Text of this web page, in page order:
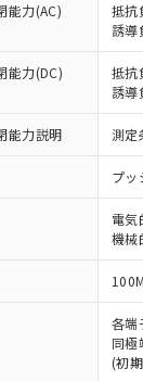
能力(AC)
抵抗
誘導
能力(DC)
抵抗
誘導
能力説明 測
プッ
電
機械
各端
同
(初
読みいただき、
。
スは、当社制御機
社在庫状況および
提供させていただ
機器事業取扱商品
スの対象外となる
了承ください。
および標準価格照
いる更新日時点で
き作成されるもの
時点での実際の在
は異なる場合があ
EU RoHS指令（
の商品で、対応
。
EU RoHS指令（
況を調査中また
センス料など無
係のない商品です
により、非含有
有品と判明した
ることがあります
1000ppm以下、ポリ
以下、ポリ臭化ジフェニ
質材料含有率が
ることを示します
質材料含有率が
いることを示しま
です。当社販売
の基準値 (GB/T26572)：
Hg(水銀) : 1000ppm
: 1000ppm、 PBBs(ポリ
これら貴社製品の
び外国貿易法に定
規制貨物等」とい
外への提供する場
輸出許可(または
するなどの必要